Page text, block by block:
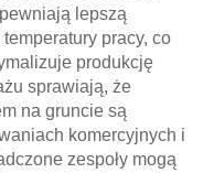
lepszą
pracy, co
produkcję
sprawiają, że
na gruncie są
komercyjnych i
zespoły mogą